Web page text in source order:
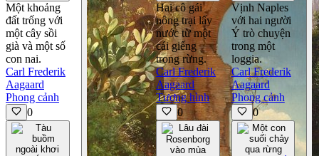
Một khoảng
đất trống với
một cây sồi
già và một số
con nai.
Carl Frederik
Aagaard
Phong cảnh
0
Hai cô gái
nông trại lấy
nước từ một
cái giếng
trong rừng.
Carl Frederik
Aagaard
Tượng hình
0
Vịnh Naples
với hai người
Ý trò chuyện
trong một
loggia.
Carl Frederik
Aagaard
Phong cảnh
0